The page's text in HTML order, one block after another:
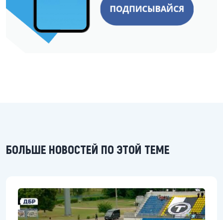
БОЛЬШЕ НОВОСТЕЙ ПО ЭТОЙ ТЕМЕ